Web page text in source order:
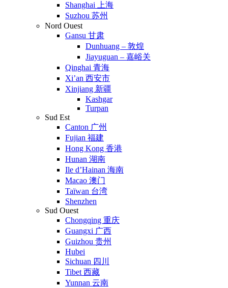
Shanghai 上海
Suzhou 苏州
Nord Ouest
Gansu 甘肃
Dunhuang – 敦煌
Jiayuguan – 嘉峪关
Qinghai 青海
Xi’an 西安市
Xinjiang 新疆
Kashgar
Turpan
Sud Est
Canton 广州
Fujian 福建
Hong Kong 香港
Hunan 湖南
Ile d’Hainan 海南
Macao 澳门
Taïwan 台湾
Shenzhen
Sud Ouest
Chongqing 重庆
Guangxi 广西
Guizhou 贵州
Hubei
Sichuan 四川
Tibet 西藏
Yunnan 云南